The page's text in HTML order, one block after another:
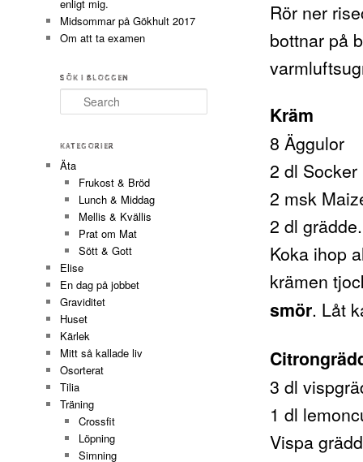
Rör ner
bottnar på
Kräm
8 Äggulor
2 dl Socker
2 msk
2 dl grädde.
Koka ihop
krämen
smör. Låt
3 dl
1 dl
Vispa
enligt mig.
Midsommar på Gökhult 2017
Om att ta examen
SÖK I BLOGGEN
Search
KATEGORIER
Äta
Frukost & Bröd
Lunch & Middag
Mellis & Kvällis
Prat om Mat
Sött & Gott
Elise
En dag på jobbet
Graviditet
Huset
Kärlek
Mitt så kallade liv
Osorterat
Tilia
Träning
Crossfit
Löpning
Simning